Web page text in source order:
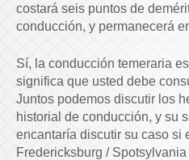
costará seis puntos de
conducción, y permanecerá
Sí, la conducción temeraria
significa que usted debe
Juntos podemos discutir los
historial de conducción, y su
encantaría discutir su caso si
Fredericksburg / Spotsylvania